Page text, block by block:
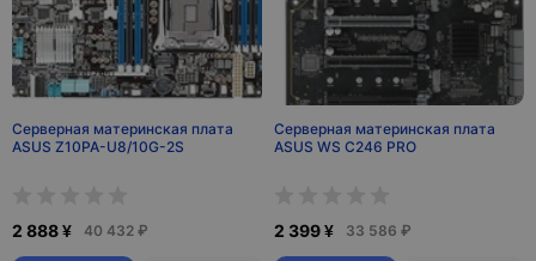
Серверная материнская плата
ASUS Z10PA-U8/10G-2S
2 888 ¥ 40 432 ₽
Серверная материнская плата
ASUS WS C246 PRO
2 399 ¥ 33 586 ₽